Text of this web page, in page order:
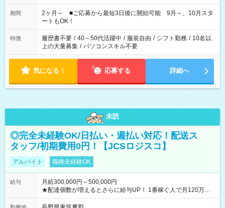
「家族とお休みを合わせたい」 「できれば残業はしたくない」
など、あなたのご希望に沿ったお仕事をご紹介します！ ※Wワ
ーク希望の方へ 今ご覧のお仕事で希望する勤務時間と、もう1つ
のお仕事の勤務時間。 合計で週40時間を超える場合は応募でき
ません
期間
2ヶ月～ ■ご応募から最短3日後に開始可能 9月～、10月スタ
ートもOK！
特徴 履歴書不要 / 40～50代活躍中 / 服装自由 / シフト勤務 / 10名以
上の大量募集 / パソコンスキル不要
気になる！ 応募する 詳細へ
未読
◎完全未経験OK/日払い・週払い対応！配送ス
タッフ/初期費用0円！【JCSロジスコ】
アルバイト 職種未経験OK
給与
月給300,000円～500,000円
★配達個数が増えるとさらに給与UP！ 1番稼ぐ人で月120万ほ
ど！ ・主要都市エリア 月収55万円／週5日稼働 月収65万~112
万円／週6日稼働 ・地方郊外エリア 月収40万円／週5日稼働 月